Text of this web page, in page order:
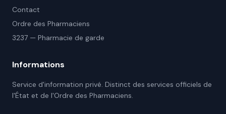
Contact
Ordre des Pharmaciens
3237 — Pharmacie de garde
Informations
Service d'information privé. Distinct des services officiels de
l'État et de l'Ordre des Pharmaciens.